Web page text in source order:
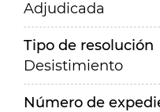
Adjudicada
Tipo de resolución
Desistimiento
Número de